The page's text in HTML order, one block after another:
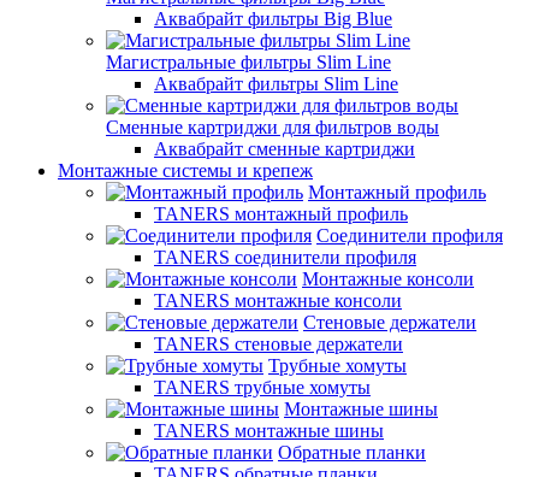
Аквабрайт фильтры Big Blue
Магистральные фильтры Slim Line
Аквабрайт фильтры Slim Line
Сменные картриджи для фильтров воды
Аквабрайт сменные картриджи
Монтажные системы и крепеж
Монтажный профиль
TANERS монтажный профиль
Соединители профиля
TANERS соединители профиля
Монтажные консоли
TANERS монтажные консоли
Стеновые держатели
TANERS стеновые держатели
Трубные хомуты
TANERS трубные хомуты
Монтажные шины
TANERS монтажные шины
Обратные планки